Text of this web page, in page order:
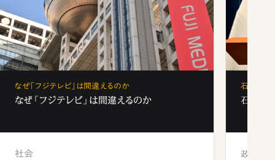
なぜ「フジテレビ」は間違えるのか
なぜ「フジテレビ」は間違えるのか
社会
石破茂、
石破茂
政治